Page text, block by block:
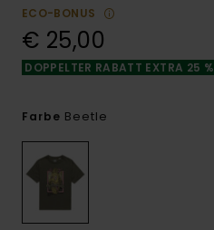
ECO-BONUS
€ 25,00
DOPPELTER RABATT EXTRA 25 %
Farbe Beetle